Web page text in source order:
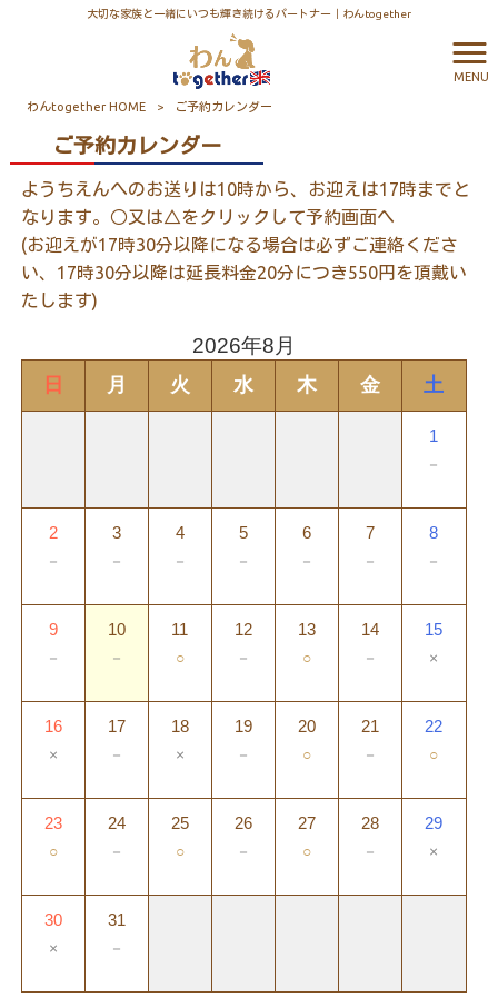
大切な家族と一緒にいつも輝き続けるパートナー｜わんtogether
MENU
わんtogether HOME > ご予約カレンダー
ご予約カレンダー
ようちえんへのお送りは10時から、お迎えは17時までと
なります。○又は△をクリックして予約画面へ
(お迎えが17時30分以降になる場合は必ずご連絡くださ
い、17時30分以降は延長料金20分につき550円を頂戴い
たします)
2026年8月
日 月 火 水 木 金 土
1
－
2
－
3
－
4
－
5
－
6
－
7
－
8
－
9
－
10
－
11
○
12
－
13
○
14
－
15
×
16
×
17
－
18
×
19
－
20
○
21
－
22
○
23
○
24
－
25
○
26
－
27
○
28
－
29
×
30
×
31
－